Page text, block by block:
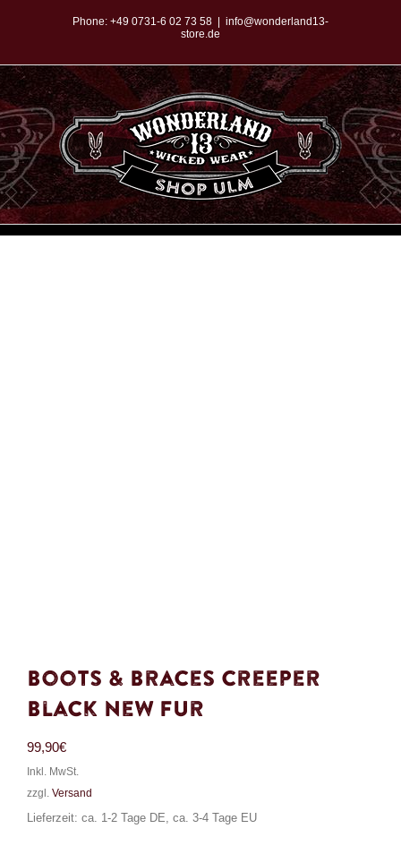
springen
Phone: +49 0731-6 02 73 58
info@wonderland13-
store.de
Boots & Braces Creeper
Black New Fur
99,90€
Inkl. MwSt.
zzgl. Versand
Lieferzeit: ca. 1-2 Tage DE, ca. 3-4 Tage EU